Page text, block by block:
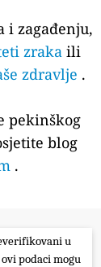
i zagađenju,
zrakaili
zdravlje .
pekinškog
blog
.
u
podaci mogu